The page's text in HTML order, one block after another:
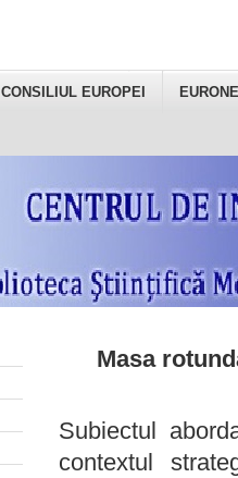
CONSILIUL EUROPEI
Masa
Subiectul
contextul